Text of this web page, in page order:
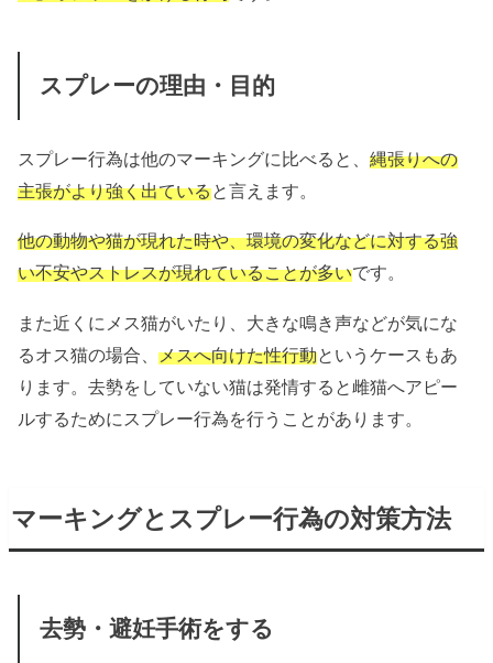
スプレーの理由・目的
スプレー行為は他のマーキングに比べると、縄張りへの
主張がより強く出ていると言えます。
他の動物や猫が現れた時や、環境の変化などに対する強
い不安やストレスが現れていることが多いです。
また近くにメス猫がいたり、大きな鳴き声などが気にな
るオス猫の場合、メスへ向けた性行動というケースもあ
ります。去勢をしていない猫は発情すると雌猫へアピー
ルするためにスプレー行為を行うことがあります。
マーキングとスプレー行為の対策方法
去勢・避妊手術をする